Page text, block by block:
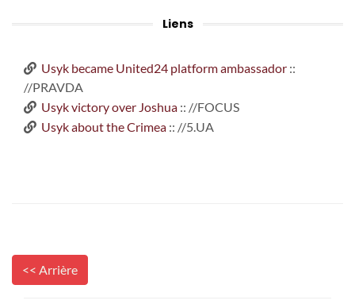
Liens
Usyk became United24 platform ambassador ::
//PRAVDA
Usyk victory over Joshua :: //FOCUS
Usyk about the Crimea :: //5.UA
<< Arrière